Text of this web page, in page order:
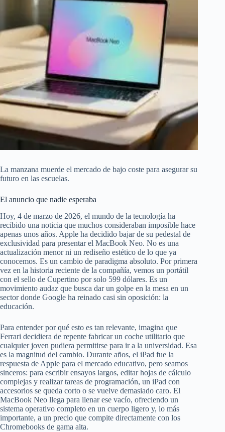
La manzana muerde el mercado de bajo coste para asegurar su
futuro en las escuelas.
El anuncio que nadie esperaba
Hoy, 4 de marzo de 2026, el mundo de la tecnología ha
recibido una noticia que muchos consideraban imposible hace
apenas unos años. Apple ha decidido bajar de su pedestal de
exclusividad para presentar el MacBook Neo. No es una
actualización menor ni un rediseño estético de lo que ya
conocemos. Es un cambio de paradigma absoluto. Por primera
vez en la historia reciente de la compañía, vemos un portátil
con el sello de Cupertino por solo 599 dólares. Es un
movimiento audaz que busca dar un golpe en la mesa en un
sector donde Google ha reinado casi sin oposición: la
educación.
Para entender por qué esto es tan relevante, imagina que
Ferrari decidiera de repente fabricar un coche utilitario que
cualquier joven pudiera permitirse para ir a la universidad. Esa
es la magnitud del cambio. Durante años, el iPad fue la
respuesta de Apple para el mercado educativo, pero seamos
sinceros: para escribir ensayos largos, editar hojas de cálculo
complejas y realizar tareas de programación, un iPad con
accesorios se queda corto o se vuelve demasiado caro. El
MacBook Neo llega para llenar ese vacío, ofreciendo un
sistema operativo completo en un cuerpo ligero y, lo más
importante, a un precio que compite directamente con los
Chromebooks de gama alta.